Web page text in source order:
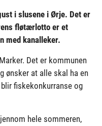
i slusene i Ørje. Det er
fløtærlotto er et
med kanalleker.
Det er kommunen
ønsker at alle skal ha en
fiskekonkurranse og
hele sommeren,